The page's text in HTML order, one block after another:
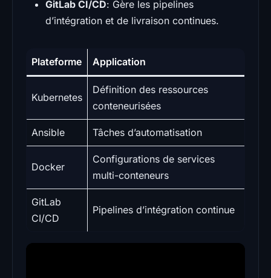
GitLab CI/CD: Gère les pipelines
d’intégration et de livraison continues.
Plateforme Application
Kubernetes
Définition des ressources
conteneurisées
Ansible Tâches d’automatisation
Docker
Configurations de services
multi-conteneurs
GitLab
CI/CD
Pipelines d’intégration continue